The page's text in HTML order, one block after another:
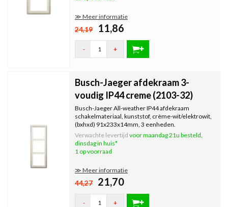
≫ Meer informatie
24,19 11,86
- +
Busch-Jaeger afdekraam 3-
voudig IP44 creme (2103-32)
Busch-Jaeger All-weather IP44 afdekraam
schakelmateriaal, kunststof, crème-wit/elektrowit,
(bxhxd) 91x233x14mm, 3 eenheden.
Verwachte levertijd voor maandag 21u besteld,
dinsdag in huis*
1 op voorraad
≫ Meer informatie
44,27 21,70
- +